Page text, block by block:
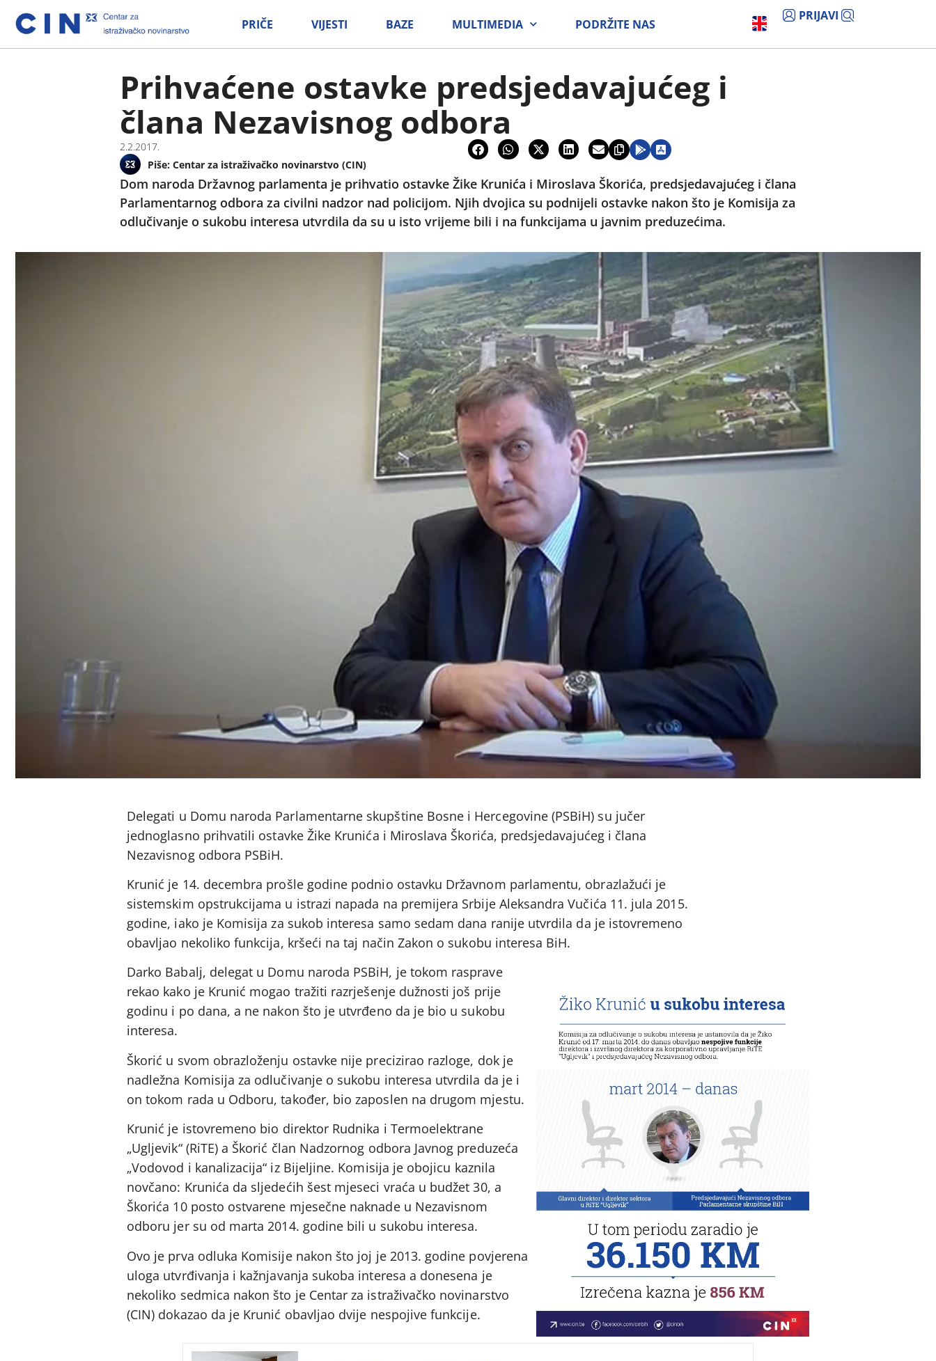
PRIČE VIJESTI BAZE MULTIMEDIA PODRŽITE NAS
PRIJAVI
Prihvaćene ostavke predsjedavajućeg i
člana Nezavisnog odbora
2.2.2017.
Piše: Centar za istraživačko novinarstvo (CIN)
Dom naroda Državnog parlamenta je prihvatio ostavke Žike Krunića i Miroslava Škorića, predsjedavajućeg i člana
Parlamentarnog odbora za civilni nadzor nad policijom. Njih dvojica su podnijeli ostavke nakon što je Komisija za
odlučivanje o sukobu interesa utvrdila da su u isto vrijeme bili i na funkcijama u javnim preduzećima.
Delegati u Domu naroda Parlamentarne skupštine Bosne i Hercegovine (PSBiH) su jučer
jednoglasno prihvatili ostavke Žike Krunića i Miroslava Škorića, predsjedavajućeg i člana
Nezavisnog odbora PSBiH.
Krunić je 14. decembra prošle godine podnio ostavku Državnom parlamentu, obrazlažući je
sistemskim opstrukcijama u istrazi napada na premijera Srbije Aleksandra Vučića 11. jula 2015.
godine, iako je Komisija za sukob interesa samo sedam dana ranije utvrdila da je istovremeno
obavljao nekoliko funkcija, kršeći na taj način Zakon o sukobu interesa BiH.
Darko Babalj, delegat u Domu naroda PSBiH, je tokom rasprave
rekao kako je Krunić mogao tražiti razrješenje dužnosti još prije
godinu i po dana, a ne nakon što je utvrđeno da je bio u sukobu
interesa.
Škorić u svom obrazloženju ostavke nije precizirao razloge, dok je
nadležna Komisija za odlučivanje o sukobu interesa utvrdila da je i
on tokom rada u Odboru, također, bio zaposlen na drugom mjestu.
Krunić je istovremeno bio direktor Rudnika i Termoelektrane
„Ugljevik“ (RiTE) a Škorić član Nadzornog odbora Javnog preduzeća
„Vodovod i kanalizacija“ iz Bijeljine. Komisija je obojicu kaznila
novčano: Krunića da sljedećih šest mjeseci vraća u budžet 30, a
Škorića 10 posto ostvarene mjesečne naknade u Nezavisnom
odboru jer su od marta 2014. godine bili u sukobu interesa.
Ovo je prva odluka Komisije nakon što joj je 2013. godine povjerena
uloga utvrđivanja i kažnjavanja sukoba interesa a donesena je
nekoliko sedmica nakon što je Centar za istraživačko novinarstvo
(CIN) dokazao da je Krunić obavljao dvije nespojive funkcije.